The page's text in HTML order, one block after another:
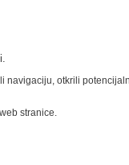
navigaciju, otkrili
stranice.